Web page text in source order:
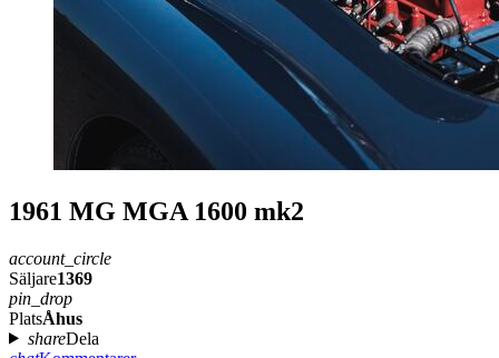
1961 MG MGA 1600 mk2
account_circle
Säljare1369
pin_drop
PlatsÅhus
shareDela